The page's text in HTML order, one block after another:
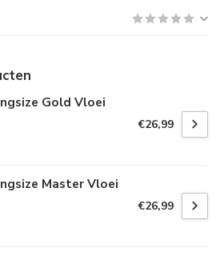
Gold Vloei
€26,99
Master Vloei
€26,99